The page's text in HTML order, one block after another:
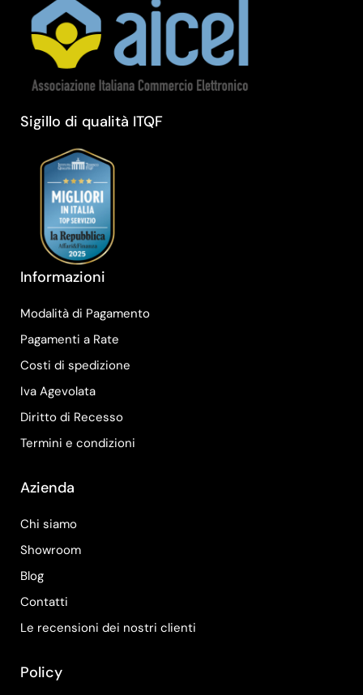
Sigillo di qualità ITQF
Informazioni
Modalità di Pagamento
Pagamenti a Rate
Costi di spedizione
Iva Agevolata
Diritto di Recesso
Termini e condizioni
Azienda
Chi siamo
Showroom
Blog
Contatti
Le recensioni dei nostri clienti
Policy